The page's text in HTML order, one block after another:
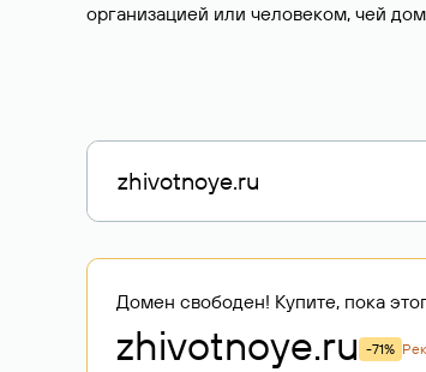
организацией или человеком, чей
Домен свободен! Купите, пока
zhivotnoye.ru -71%